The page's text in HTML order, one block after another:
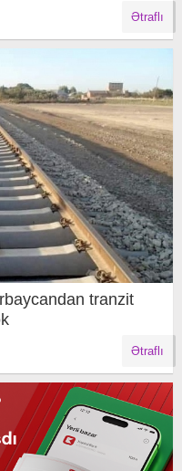
Ətraflı
tranzit
Ətraflı